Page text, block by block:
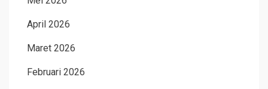
April 2026
Maret 2026
Februari 2026